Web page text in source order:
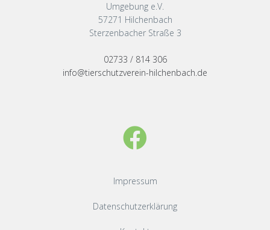
Umgebung e.V.
57271 Hilchenbach
Sterzenbacher Straße 3
02733 / 814 306
info@tierschutzverein-hilchenbach.de
Impressum
Datenschutzerklärung